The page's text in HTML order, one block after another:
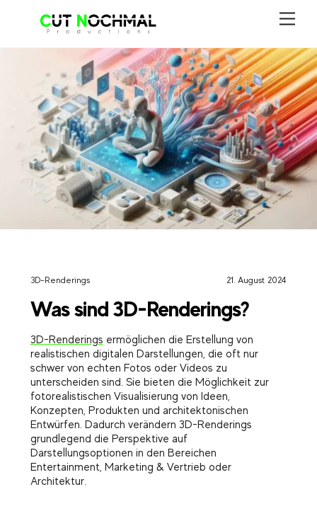
content
3D-Renderings 21. August 2024
Was sind 3D-Renderings?
3D-Renderings ermöglichen die Erstellung von
realistischen digitalen Darstellungen, die oft nur
schwer von echten Fotos oder Videos zu
unterscheiden sind. Sie bieten die Möglichkeit zur
fotorealistischen Visualisierung von Ideen,
Konzepten, Produkten und architektonischen
Entwürfen. Dadurch verändern 3D-Renderings
grundlegend die Perspektive auf
Darstellungsoptionen in den Bereichen
Entertainment, Marketing & Vertrieb oder
Architektur.